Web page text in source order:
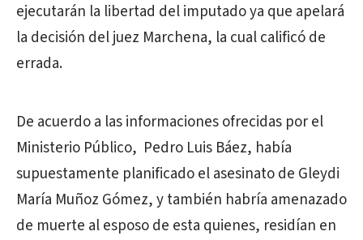
ejecutarán la libertad del imputado ya que apelará
la decisión del juez Marchena, la cual calificó de
errada.
De acuerdo a las informaciones ofrecidas por el
Ministerio Público, Pedro Luis Báez, había
supuestamente planificado el asesinato de Gleydi
María Muñoz Gómez, y también habría amenazado
de muerte al esposo de esta quienes, residían en